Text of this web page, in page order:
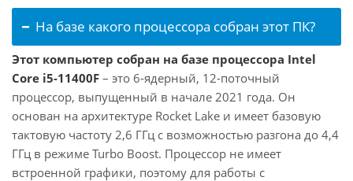
На базе какого процессора собран этот ПК?
Этот компьютер собран на базе процессора Intel
Core i5-11400F – это 6-ядерный, 12-поточный
процессор, выпущенный в начале 2021 года. Он
основан на архитектуре Rocket Lake и имеет базовую
тактовую частоту 2,6 ГГц с возможностью разгона до 4,4
ГГц в режиме Turbo Boost. Процессор не имеет
встроенной графики, поэтому для работы с